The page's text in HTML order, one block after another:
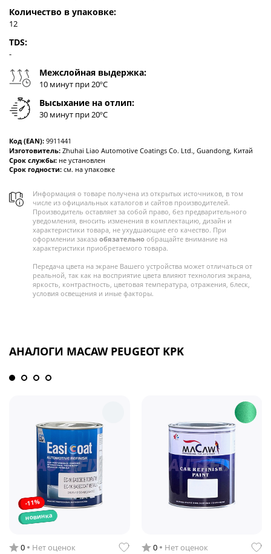
Количество в упаковке:
12
TDS:
-
Межслойная выдержка:
10 минут при 20ºC
Высыхание на отлип:
30 минут при 20ºC
Код (EAN): 9911441
Изготовитель: Zhuhai Liao Automotive Coatings Co. Ltd., Guandong, Китай
Срок службы: не установлен
Срок годности: см. на упаковке
Информация о товаре получена из открытых источников, в том
числе из официальных каталогов и сайтов производителей.
Производитель оставляет за собой право, без предварительного
уведомления, вносить изменения в комплектацию, дизайн и
характеристики товара, не ухудшающие его качество. При
оформлении заказа обязательно обращайте внимание на
характеристики приобретаемого товара.
Передача цвета на экране Вашего устройства может отличаться от
реальной, так как на восприятие цвета влияют технология экрана,
яркость, контрастность, цветовая температура, отражения, блеск,
условия освещения и иные факторы.
АНАЛОГИ MACAW PEUGEOT KPK
-11%
новинка
0 Нет оценок 0 Нет оценок